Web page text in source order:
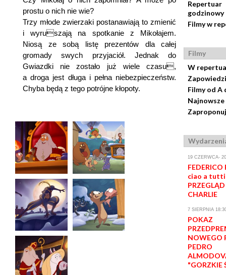
prostu o nich nie wie?
Trzy młode zwierzaki postanawiają to zmienić
i wyruszają na spotkanie z Mikołajem.
Niosą ze sobą listę prezentów dla całej
gromady swych przyjaciół. Jednak do
Gwiazdki nie zostało już wiele czasu,
a droga jest długa i pełna niebezpieczeństw.
Chyba będą z tego potrójne kłopoty.
Repertuar
godzinowy
Filmy w
Filmy
W
Zapowiedzi
Filmy od A
19 CZERWCA-
FEDERICO
ciao a
CHARLIE
7 SIERPNIA
POKAZ
NOWEGO
PEDRO
"GORZKIE